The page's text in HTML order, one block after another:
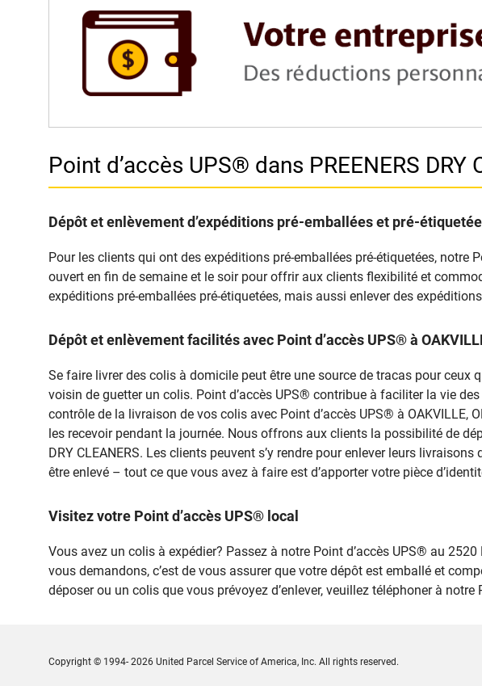
Point d’accès UPS® dans PREENERS DRY
Dépôt et enlèvement d’expéditions pré-emballées et pré-
Pour les clients qui ont des expéditions pré-emballées pré-étiquetées, notre
ouvert en fin de semaine et le soir pour offrir aux clients flexibilité et
expéditions pré-emballées pré-étiquetées, mais aussi enlever des
Dépôt et enlèvement facilités avec Point d’accès UPS® à
Se faire livrer des colis à domicile peut être une source de tracas pour
voisin de guetter un colis. Point d’accès UPS® contribue à faciliter la vie
contrôle de la livraison de vos colis avec Point d’accès UPS® à OAKVILLE,
les recevoir pendant la journée. Nous offrons aux clients la possibilité de
DRY CLEANERS. Les clients peuvent s’y rendre pour enlever leurs
être enlevé – tout ce que vous avez à faire est d’apporter votre pièce
Visitez votre Point d’accès UPS® local
Vous avez un colis à expédier? Passez à notre Point d’accès UPS® au
vous demandons, c’est de vous assurer que votre dépôt est emballé et
déposer ou un colis que vous prévoyez d’enlever, veuillez téléphoner à
Copyright © 1994- 2026 United Parcel Service of America, Inc. All rights reserved.